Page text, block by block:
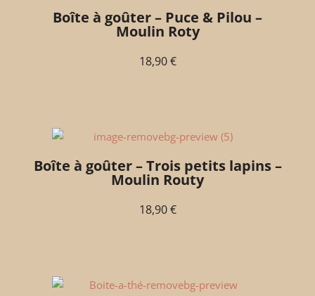
Boîte à goûter – Puce & Pilou –
Moulin Roty
18,90€
Boîte à goûter – Trois petits lapins –
Moulin Routy
18,90€